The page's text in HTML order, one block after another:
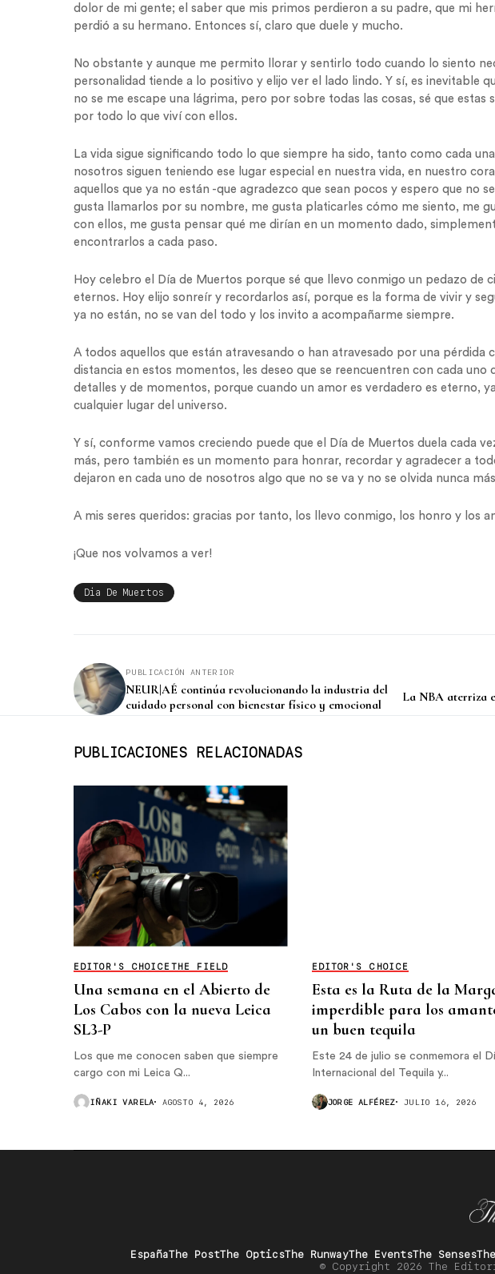
dolor de mi gente; el saber que mis primos perdieron a su padre, que mi
perdió a su hermano. Entonces sí, claro que duele y mucho.
No obstante y aunque me permito llorar y sentirlo todo cuando lo siento
personalidad tiende a lo positivo y elijo ver el lado lindo. Y sí, es inevitable
no se me escape una lágrima, pero por sobre todas las cosas, sé que estas
por todo lo que viví con ellos.
La vida sigue significando todo lo que siempre ha sido, tanto como cada
nosotros siguen teniendo ese lugar especial en nuestra vida, en nuestro
aquellos que ya no están -que agradezco que sean pocos y espero que no
gusta llamarlos por su nombre, me gusta platicarles cómo me siento, me
con ellos, me gusta pensar qué me dirían en un momento dado,
encontrarlos a cada paso.
Hoy celebro el Día de Muertos porque sé que llevo conmigo un pedazo de
eternos. Hoy elijo sonreír y recordarlos así, porque es la forma de vivir y
ya no están, no se van del todo y los invito a acompañarme siempre.
A todos aquellos que están atravesando o han atravesado por una pérdida
distancia en estos momentos, les deseo que se reencuentren con cada uno
detalles y de momentos, porque cuando un amor es verdadero es eterno,
cualquier lugar del universo.
Y sí, conforme vamos creciendo puede que el Día de Muertos duela cada
más, pero también es un momento para honrar, recordar y agradecer a
dejaron en cada uno de nosotros algo que no se va y no se olvida nunca
A mis seres queridos: gracias por tanto, los llevo conmigo, los honro y los
¡Que nos volvamos a ver!
Dia De Muertos
PUBLICACIÓN ANTERIOR
NEUR|AÉ continúa revolucionando la industria del
cuidado personal con bienestar físico y emocional ￼
La NBA aterriza
PUBLICACIONES RELACIONADAS
EDITOR'S CHOICE THE FIELD
Una semana en el Abierto de
Los Cabos con la nueva Leica
SL3-P
Los que me conocen saben que siempre
cargo con mi Leica Q...
IÑAKI VARELA AGOSTO 4, 2026
EDITOR'S CHOICE
Esta es la Ruta de la
imperdible para los
un buen tequila
Este 24 de julio se conmemora el
Internacional del Tequila y...
JORGE ALFÉREZ JULIO 16, 2026
EspañaThe PostThe OpticsThe RunwayThe EventsThe Senses
© Copyright 2026 The